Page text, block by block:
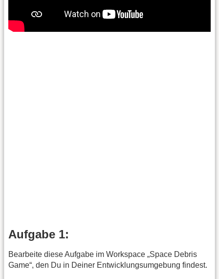
Aufgabe 1:
Bearbeite diese Aufgabe im Workspace „Space Debris
Game“, den Du in Deiner Entwicklungsumgebung findest.